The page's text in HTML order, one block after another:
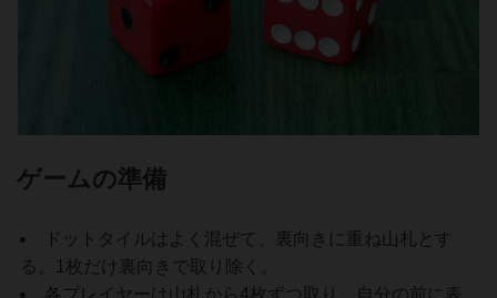
ゲームの準備
ドットタイルはよく混ぜて、裏向きに重ね山札とす
る。1枚だけ裏向きで取り除く。